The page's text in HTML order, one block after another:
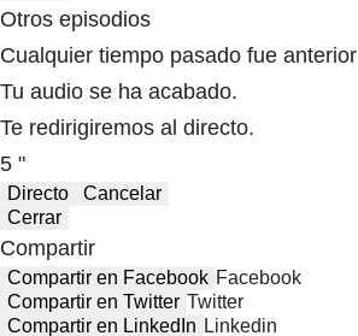
Otros episodios
Cualquier tiempo pasado fue anterior
Tu audio se ha acabado.
Te redirigiremos al directo.
5 "
Directo
Cancelar
Cerrar
Compartir
Compartir en Facebook Facebook
Compartir en Twitter Twitter
Compartir en LinkedIn Linkedin